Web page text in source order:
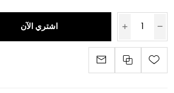
اشتري الآن